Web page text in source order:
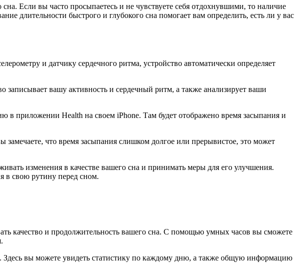
Если вы часто просыпаетесь и не чувствуете себя отдохнувшими, то наличие
длительности быстрого и глубокого сна помогает вам определить, есть ли у вас
и датчику сердечного ритма, устройство автоматически определяет
записывает вашу активность и сердечный ритм, а также анализирует ваши
в приложении Health на своем iPhone. Там будет отображено время засыпания и
что время засыпания слишком долгое или прерывистое, это может
изменения в качестве вашего сна и принимать меры для его улучшения.
в свою рутину перед сном.
качество и продолжительность вашего сна. С помощью умных часов вы сможете
Здесь вы можете увидеть статистику по каждому дню, а также общую информацию